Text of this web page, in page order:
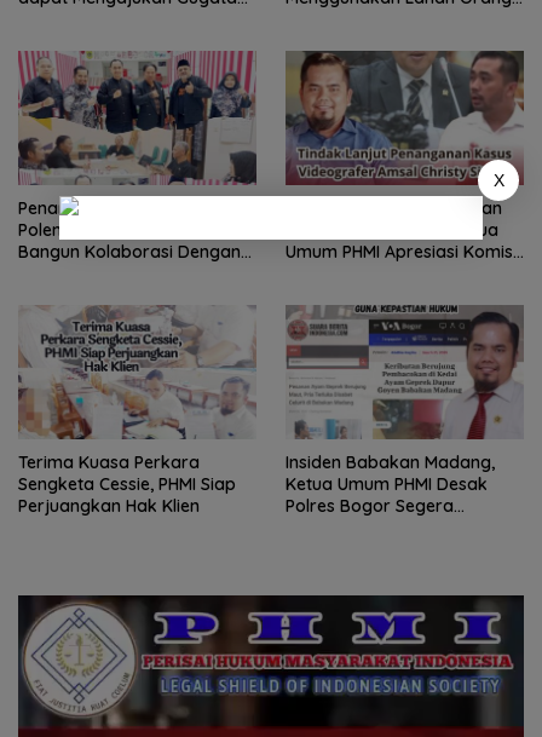
Pasal 502 KUHP Baru
Penanganan Berbagai
Polemik Perizinan, PHMI
Bangun Kolaborasi Dengan
Tindak Lanjut Penanganan
Kasus Amsal Sitepu, Ketua
Umum PHMI Apresiasi Komisi
Terima Kuasa Perkara
Sengketa Cessie, PHMI Siap
Perjuangkan Hak Klien
Insiden Babakan Madang,
Ketua Umum PHMI Desak
Polres Bogor Segera
Pemutar
Video
X